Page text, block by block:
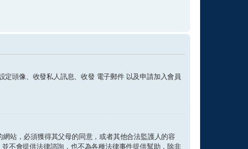
頭像、收發私人訊息、收發 電子郵件 以及申請加入會員
站，必須獲得其父母的同意，或者其他合法監護人的容
不會提供法律諮詢，也不為各種法律事件提供幫助，除非